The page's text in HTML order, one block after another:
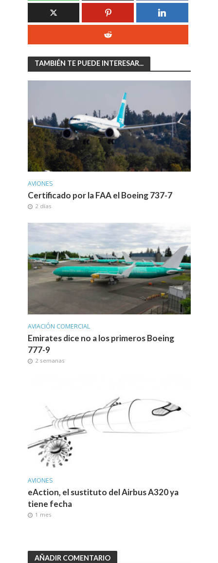
TAMBIÉN TE PUEDE INTERESAR...
AVIONES
Certificado por la FAA el Boeing 737-7
2 días
AVIACIÓN COMERCIAL
Emirates dice no a los primeros Boeing
777-9
2 semanas
AVIONES
eAction, el sustituto del Airbus A320 ya
tiene fecha
1 mes
AÑADIR COMENTARIO